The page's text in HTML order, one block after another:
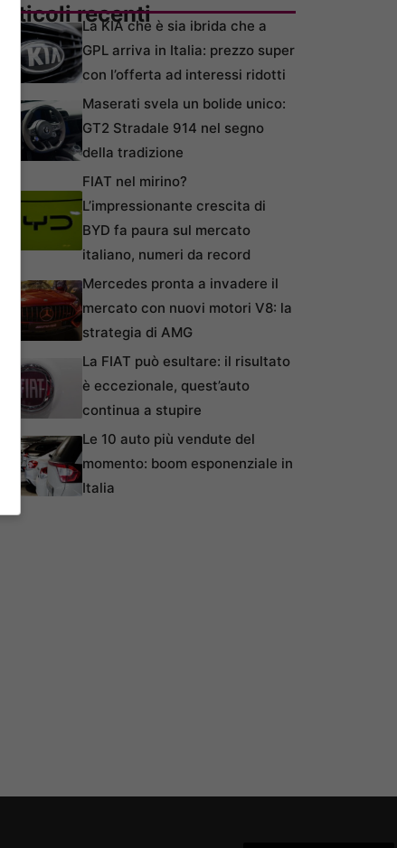
Articoli recentiLa KIA che è sia ibrida che a
GPL arriva in Italia: prezzo super
con l’offerta ad interessi ridotti
Maserati svela un bolide unico:
GT2 Stradale 914 nel segno
della tradizione
FIAT nel mirino?
L’impressionante crescita di
BYD fa paura sul mercato
italiano, numeri da record
Mercedes pronta a invadere il
mercato con nuovi motori V8: la
strategia di AMG
La FIAT può esultare: il risultato
è eccezionale, quest’auto
continua a stupire
Le 10 auto più vendute del
momento: boom esponenziale in
Italia